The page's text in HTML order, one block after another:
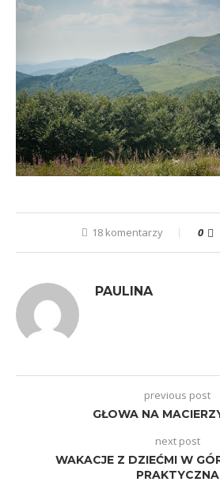
18 komentarzy 0
PAULINA
previous post
GŁOWA NA
next post
WAKACJE Z DZIEĆMI W
PRAKTYCZNA